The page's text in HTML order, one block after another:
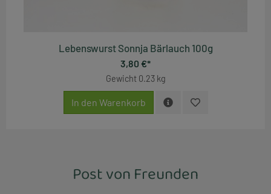
Lebenswurst Sonnja Bärlauch 100g
3,80 €*
Gewicht 0.23 kg
In den Warenkorb
Post von Freunden